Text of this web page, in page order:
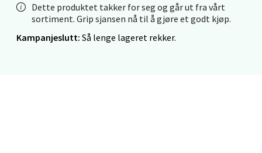
Dette produktet takker for seg og går ut fra vårt
sortiment. Grip sjansen nå til å gjøre et godt kjøp.
Kampanjeslutt: Så lenge lageret rekker.
Ålesund - Thon Senter Moa